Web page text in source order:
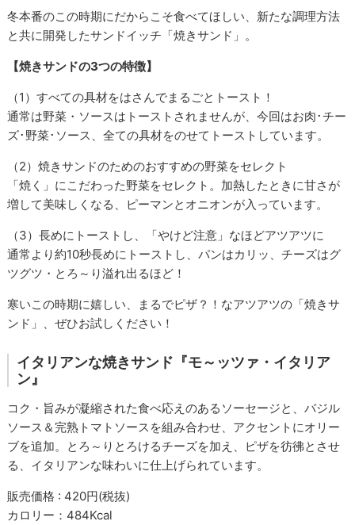
冬本番のこの時期にだからこそ食べてほしい、新たな調理方法
と共に開発したサンドイッチ「焼きサンド」。
【焼きサンドの3つの特徴】
（1）すべての具材をはさんでまるごとトースト！
通常は野菜・ソースはトーストされませんが、今回はお肉･チー
ズ･野菜･ソース、全ての具材をのせてトーストしています。
（2）焼きサンドのためのおすすめの野菜をセレクト
「焼く」にこだわった野菜をセレクト。加熱したときに甘さが
増して美味しくなる、ピーマンとオニオンが入っています。
（3）長めにトーストし、「やけど注意」なほどアツアツに
通常より約10秒長めにトーストし、パンはカリッ、チーズはグ
ツグツ・とろ～り溢れ出るほど！
寒いこの時期に嬉しい、まるでピザ？！なアツアツの「焼きサ
ンド」、ぜひお試しください！
イタリアンな焼きサンド『モ～ッツァ・イタリア
ン』
コク・旨みが凝縮された食べ応えのあるソーセージと、バジル
ソース＆完熟トマトソースを組み合わせ、アクセントにオリー
ブを追加。とろ～りとろけるチーズを加え、ピザを彷彿とさせ
る、イタリアンな味わいに仕上げられています。
販売価格 : 420円(税抜)
カロリー：484Kcal